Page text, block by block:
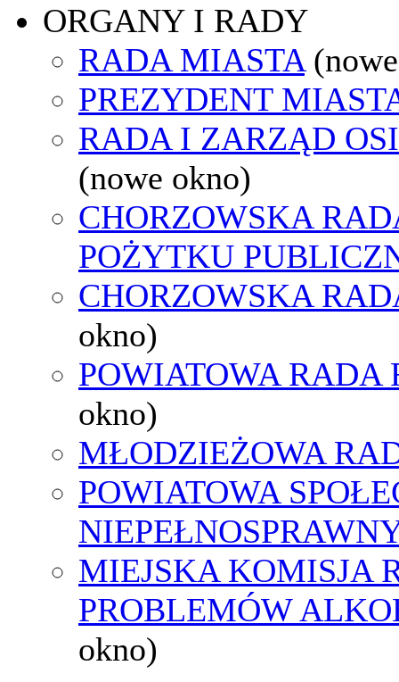
ORGANY I RADY
RADA MIASTA
PREZYDENT
RADA I ZARZĄD
(nowe okno)
CHORZOWSKA
POŻYTKU
CHORZOWSKA
okno)
POWIATOWA RADA
okno)
MŁODZIEŻOWA
POWIATOWA
MIEJSKA KOMISJA
PROBLEMÓW
okno)